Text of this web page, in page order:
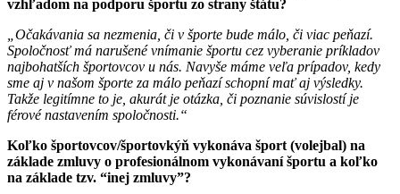
vzhľadom na podporu športu zo strany štátu?
„Očakávania sa nezmenia, či v športe bude málo, či viac peňazí.
Spoločnosť má narušené vnímanie športu cez vyberanie príkladov
najbohatších športovcov u nás. Navyše máme veľa prípadov, kedy
sme aj v našom športe za málo peňazí schopní mať aj výsledky.
Takže legitímne to je, akurát je otázka, či poznanie súvislostí je
férové nastavením spoločnosti.“
Koľko športovcov/športovkýň vykonáva šport (volejbal) na
základe zmluvy o profesionálnom vykonávaní športu a koľko
na základe tzv. “inej zmluvy”?